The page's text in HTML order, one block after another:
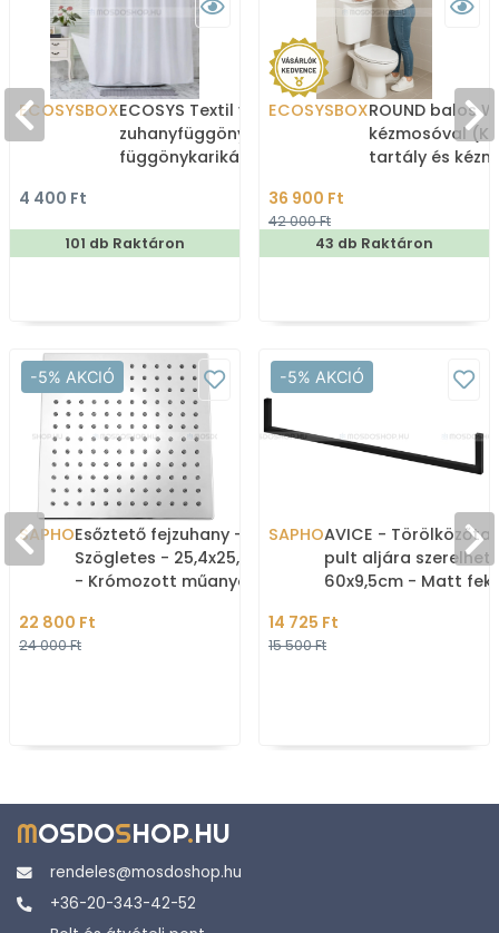
ECOSYSBOXECOSYS Textil varrott
zuhanyfüggöny 12db
függönykarikával
Zuhanyfüggöny textil
4 400 Ft
101 db Raktáron
ECOSYSBOXROUND balos
kézmosóval
tartály és
36 900 Ft
42 000 Ft
43 db Raktáron
-5% AKCIÓ
SAPHOEsőztető fejzuhany -
Szögletes - 25,4x25,4 cm
- Krómozott műanyag
22 800 Ft
24 000 Ft
-5% AKCIÓ
SAPHOAVICE -
pult aljára
60x9,5cm - Matt
14 725 Ft
15 500 Ft
MOSDOSHOP.HU
rendeles@mosdoshop.hu
+36-20-343-42-52